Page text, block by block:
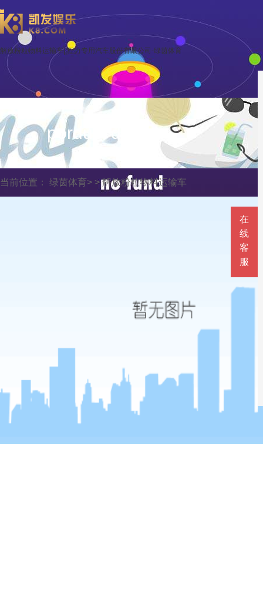
解放粉粒物料运输车||程力专用汽车股份有限公司-绿茵体育
porduct display
当前位置： 绿茵体育> >解放粉粒物料运输车
在
线
客
服